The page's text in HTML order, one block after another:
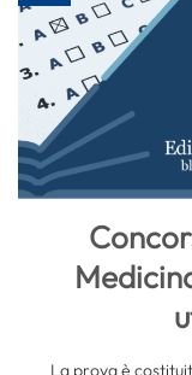
La prova è